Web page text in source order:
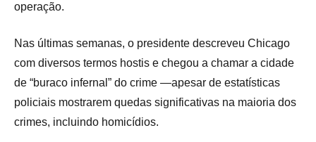
operação.
Nas últimas semanas, o presidente descreveu Chicago
com diversos termos hostis e chegou a chamar a cidade
de “buraco infernal” do crime —apesar de estatísticas
policiais mostrarem quedas significativas na maioria dos
crimes, incluindo homicídios.